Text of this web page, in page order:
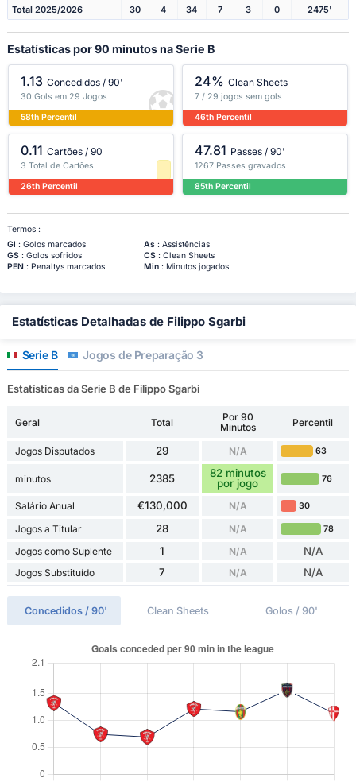
Total 2025/2026 30 4 34 7 3 0 2475'
Estatísticas por 90 minutos na Serie B
1.13 Concedidos / 90'
30 Gols em 29 Jogos
58th Percentil
24% Clean Sheets
7 / 29 jogos sem gols
46th Percentil
0.11 Cartões / 90
3 Total de Cartões
26th Percentil
47.81 Passes / 90'
1267 Passes gravados
85th Percentil
Termos :
Gl : Golos marcados As: Assistências
GS: Golos sofridos CS: Clean Sheets
PEN: Penaltys marcados Min: Minutos jogados
Estatísticas Detalhadas de Filippo Sgarbi
Serie B Jogos de Preparação 3
Estatísticas da Serie B de Filippo Sgarbi
Geral Total
Por 90
Minutos
Percentil
Jogos Disputados 29 N/A 63
minutos 2385
82 minutos
por jogo
76
Salário Anual €130,000 N/A 30
Jogos a Titular 28 N/A 78
Jogos como Suplente 1 N/A N/A
Jogos Substituído 7 N/A N/A
Concedidos / 90' Clean Sheets Golos / 90'